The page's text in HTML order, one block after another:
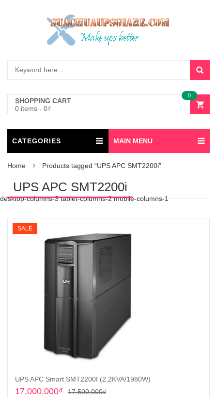
SHOPPING CART
0 items - 0₫
0
CATEGORIES MAIN MENU
Home Products tagged “UPS APC SMT2200i”
UPS APC SMT2200i
desktop-columns-3 tablet-columns-2 mobile-columns-1
SALE
UPS APC Smart SMT2200I (2,2KVA/1980W)
17,500,000₫Original
17,000,000₫
Current